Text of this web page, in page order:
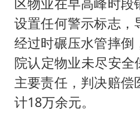
百花
胡彦
夯实
设置任何警示标志，
经过时碾压水管摔倒
院认定物业未尽安全
主要责任，判决赔偿
计18万余元。